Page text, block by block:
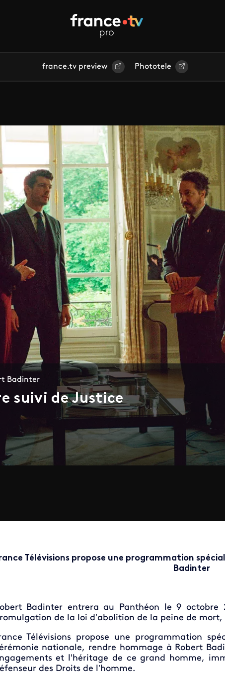
france.tv preview Phototele
Badinter
suivi de Justice
Télévisions propose une programmation
Badinter
Badinter entrera au Panthéon le 9
de la loi d’abolition de la peine de
Télévisions propose une programmation
nationale, rendre hommage à Robert
et l'héritage de ce grand homme,
des Droits de l’homme.